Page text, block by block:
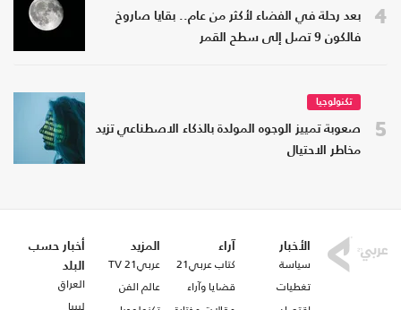
4
بعد رحلة في الفضاء لأكثر من عام.. بقايا صاروخ
فالكون 9 تصل إلى سطح القمر
5
تكنولوجيا
صعوبة تمييز الوجوه المولدة بالذكاء الاصطناعي تزيد
مخاطر الاحتيال
الأخبار
سياسة
تغطيات
آراء
كتاب عربي21
قضايا وآراء
المزيد
عربي21 TV
عالم الفن
أخبار حسب
البلد
العراق